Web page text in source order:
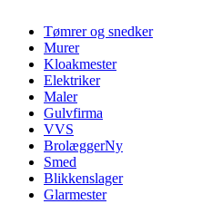
Tømrer og snedker
Murer
Kloakmester
Elektriker
Maler
Gulvfirma
VVS
BrolæggerNy
Smed
Blikkenslager
Glarmester